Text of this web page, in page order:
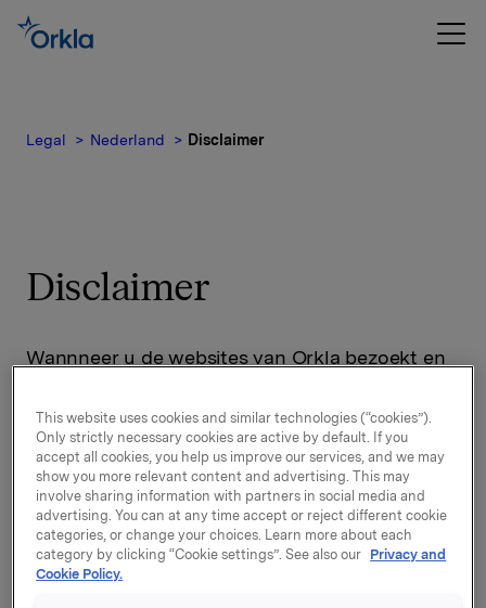
Legal Nederland Disclaimer
Disclaimer
Wannneer u de websites van Orkla bezoekt en
bepalingen:
Het doel van Orkla’s websites
Het doel van Orkla’s websites is het verschaffen van
algemene informatie over de bedrijven binnen het
Orkla-concern.
This website uses cookies and similar technologies (“cookies”).
Only strictly necessary cookies are active by default. If you
accept all cookies, you help us improve our services, and we may
show you more relevant content and advertising. This may
involve sharing information with partners in social media and
advertising. You can at any time accept or reject different cookie
categories, or change your choices. Learn more about each
category by clicking “Cookie settings”. See also our Privacy and
Cookie Policy.